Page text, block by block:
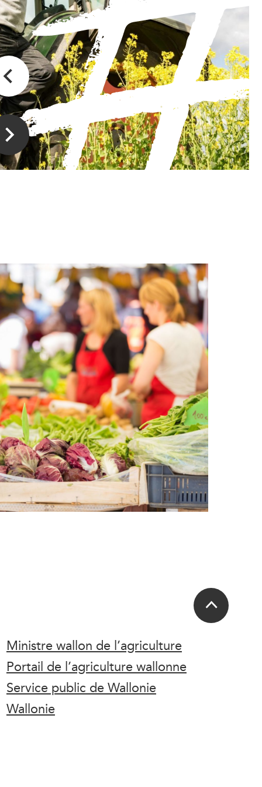
Producteur
Ministre wallon de l’agriculture
Portail de l’agriculture wallonne
Service public de Wallonie
Wallonie